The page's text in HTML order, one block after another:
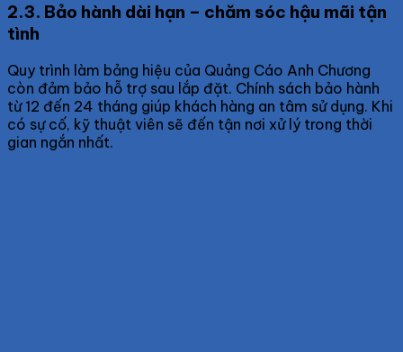
2.3. Bảo hành dài hạn – chăm sóc hậu mãi tận
tình
Quy trình làm bảng hiệu của Quảng Cáo Anh Chương
còn đảm bảo hỗ trợ sau lắp đặt. Chính sách bảo hành
từ 12 đến 24 tháng giúp khách hàng an tâm sử dụng. Khi
có sự cố, kỹ thuật viên sẽ đến tận nơi xử lý trong thời
gian ngắn nhất.